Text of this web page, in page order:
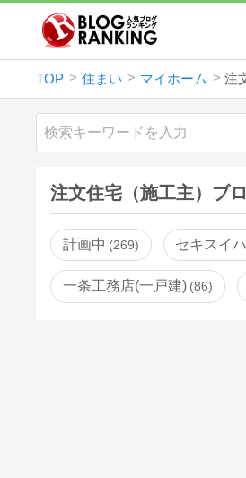
TOP 住まい マイホーム 注
注文住宅（施工主）ブ
計画中 269 セキスイ
一条工務店(一戸建) 86